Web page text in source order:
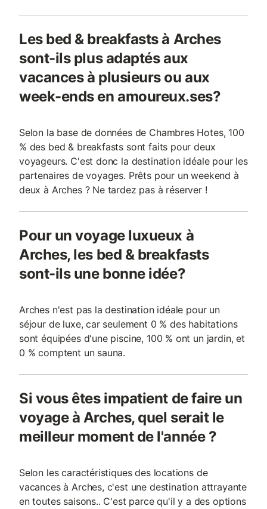
Les bed & breakfasts à Arches
sont-ils plus adaptés aux
vacances à plusieurs ou aux
week-ends en amoureux.ses?
Selon la base de données de Chambres Hotes, 100
% des bed & breakfasts sont faits pour deux
voyageurs. C'est donc la destination idéale pour les
partenaires de voyages. Prêts pour un weekend à
deux à Arches ? Ne tardez pas à réserver !
Pour un voyage luxueux à
Arches, les bed & breakfasts
sont-ils une bonne idée?
Arches n'est pas la destination idéale pour un
séjour de luxe, car seulement 0 % des habitations
sont équipées d'une piscine, 100 % ont un jardin, et
0 % comptent un sauna.
Si vous êtes impatient de faire un
voyage à Arches, quel serait le
meilleur moment de l'année ?
Selon les caractéristiques des locations de
vacances à Arches, c'est une destination attrayante
en toutes saisons.. C'est parce qu'il y a des options